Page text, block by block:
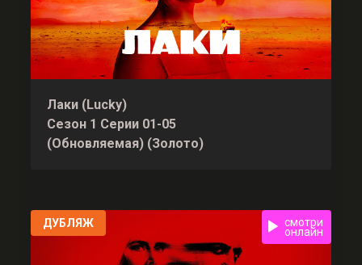
Лаки (Lucky)
Сезон 1 Серии 01-05
(Обновляемая) (Золото)
ДУБЛЯЖ смотри
онлайн